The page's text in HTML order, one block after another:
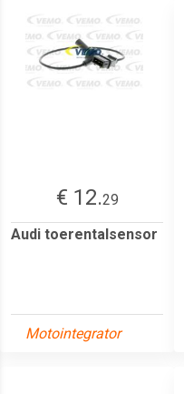
€ 12.29
Audi toerentalsensor
Motointegrator